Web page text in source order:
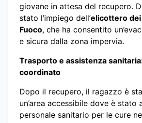
giovane in attesa del recupero.
stato l’impiego dell’elicottero
Fuoco, che ha consentito
e sicura dalla zona impervia.
Trasporto e assistenza
coordinato
Dopo il recupero, il ragazzo è
un’area accessibile dove è stato
personale sanitario per le cure